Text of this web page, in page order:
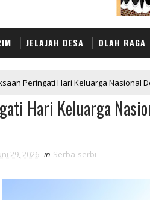
JELAJAH DESA OLAH RAGA
Peringati Hari Keluarga Nasional
Hari Keluarga
29, 2026 in Serba-serbi